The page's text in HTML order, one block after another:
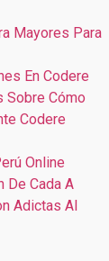
Mayores Para
En Codere
Sobre Cómo
Codere
Online
De Cada A
Adictas Al